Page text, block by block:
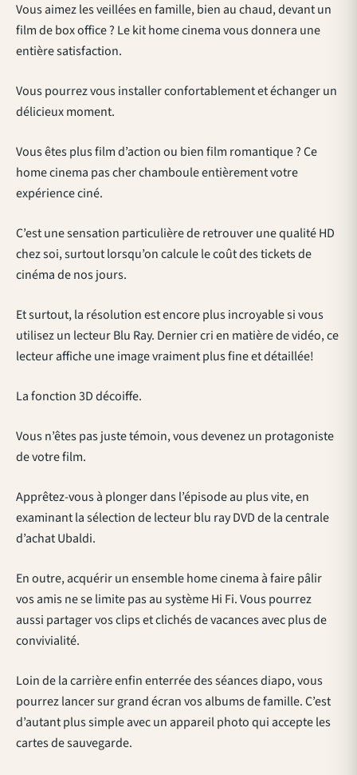
Vous aimez les veillées en famille, bien au chaud, devant un
film de box office ? Le kit home cinema vous donnera une
entière satisfaction.
Vous pourrez vous installer confortablement et échanger un
délicieux moment.
Vous êtes plus film d’action ou bien film romantique ? Ce
home cinema pas cher chamboule entièrement votre
expérience ciné.
C’est une sensation particulière de retrouver une qualité HD
chez soi, surtout lorsqu’on calcule le coût des tickets de
cinéma de nos jours.
Et surtout, la résolution est encore plus incroyable si vous
utilisez un lecteur Blu Ray. Dernier cri en matière de vidéo, ce
lecteur affiche une image vraiment plus fine et détaillée!
La fonction 3D décoiffe.
Vous n’êtes pas juste témoin, vous devenez un protagoniste
de votre film.
Apprêtez-vous à plonger dans l’épisode au plus vite, en
examinant la sélection de lecteur blu ray DVD de la centrale
d’achat Ubaldi.
En outre, acquérir un ensemble home cinema à faire pâlir
vos amis ne se limite pas au système Hi Fi. Vous pourrez
aussi partager vos clips et clichés de vacances avec plus de
convivialité.
Loin de la carrière enfin enterrée des séances diapo, vous
pourrez lancer sur grand écran vos albums de famille. C’est
d’autant plus simple avec un appareil photo qui accepte les
cartes de sauvegarde.